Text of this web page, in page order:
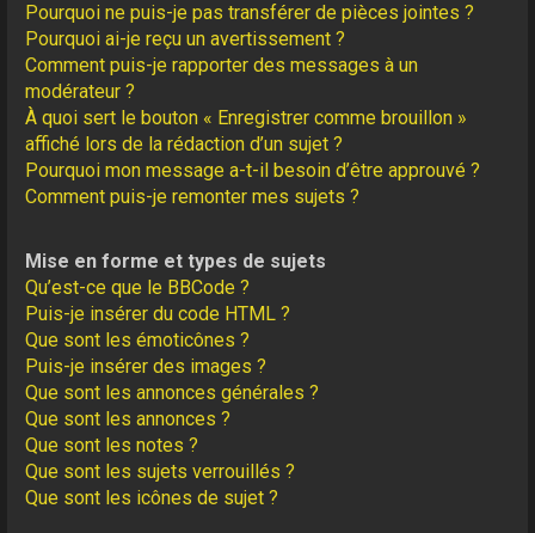
Pourquoi ne puis-je pas transférer de pièces jointes ?
Pourquoi ai-je reçu un avertissement ?
Comment puis-je rapporter des messages à un
modérateur ?
À quoi sert le bouton « Enregistrer comme brouillon »
affiché lors de la rédaction d’un sujet ?
Pourquoi mon message a-t-il besoin d’être approuvé ?
Comment puis-je remonter mes sujets ?
Mise en forme et types de sujets
Qu’est-ce que le BBCode ?
Puis-je insérer du code HTML ?
Que sont les émoticônes ?
Puis-je insérer des images ?
Que sont les annonces générales ?
Que sont les annonces ?
Que sont les notes ?
Que sont les sujets verrouillés ?
Que sont les icônes de sujet ?